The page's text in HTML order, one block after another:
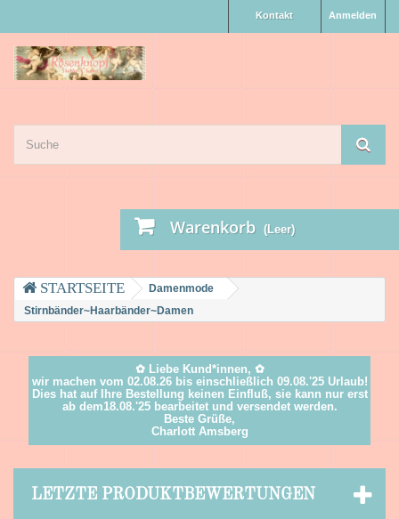
Anmelden
Kontakt
Warenkorb (Leer)
Damenmode
Stirnbänder~Haarbänder~Damen
✿ Liebe Kund*innen, ✿
wir machen vom 02.08.26 bis einschließlich 09.08.'25 Urlaub!
Dies hat auf Ihre Bestellung keinen Einfluß, sie kann nur erst
ab dem18.08.'25 bearbeitet und versendet werden.
Beste Grüße,
Charlott Amsberg
LETZTE PRODUKTBEWERTUNGEN